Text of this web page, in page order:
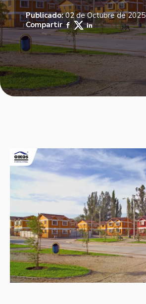
Publicado:02 de Octubre de 2025
Compartir